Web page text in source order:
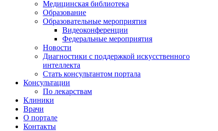
Медицинская библиотека
Образование
Образовательные мероприятия
Видеоконференции
Федеральные мероприятия
Новости
Диагностики с поддержкой искусственного
интеллекта
Стать консультантом портала
Консультации
По лекарствам
Клиники
Врачи
О портале
Контакты